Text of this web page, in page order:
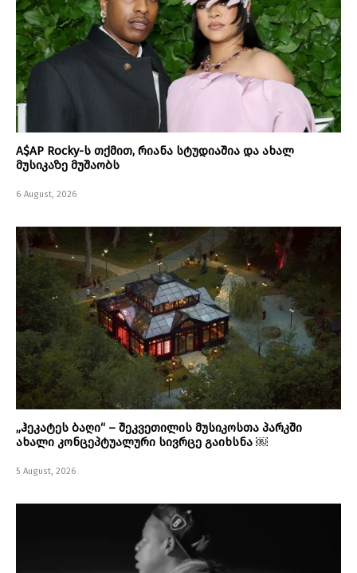
A$AP Rocky-ს თქმით, რიანა სტუდიაშია და ახალ
მუსიკაზე მუშაობს
6 August, 2026
„ჰეკატეს ბაღი“ – შეკვეთილის მუსიკოსთა პარკში
ახალი კონცეპტუალური სივრცე გაიხსნა ￼
5 August, 2026